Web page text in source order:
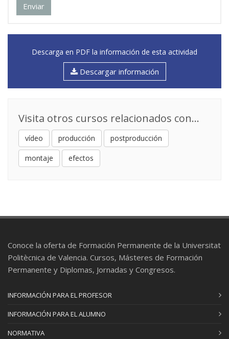
Enviar
Descarga en PDF la información de esta actividad
Descargar información
Visita otros cursos relacionados con...
vídeo producción postproducción
montaje efectos
Conoce la oferta de Formación Permanente de la Universitat
Politècnica de Valencia. Cursos, Másteres de Formación
Permanente y Diplomas, Jornadas y Congresos.
INFORMACIÓN PARA EL PROFESOR
INFORMACIÓN PARA EL ALUMNO
NORMATIVA